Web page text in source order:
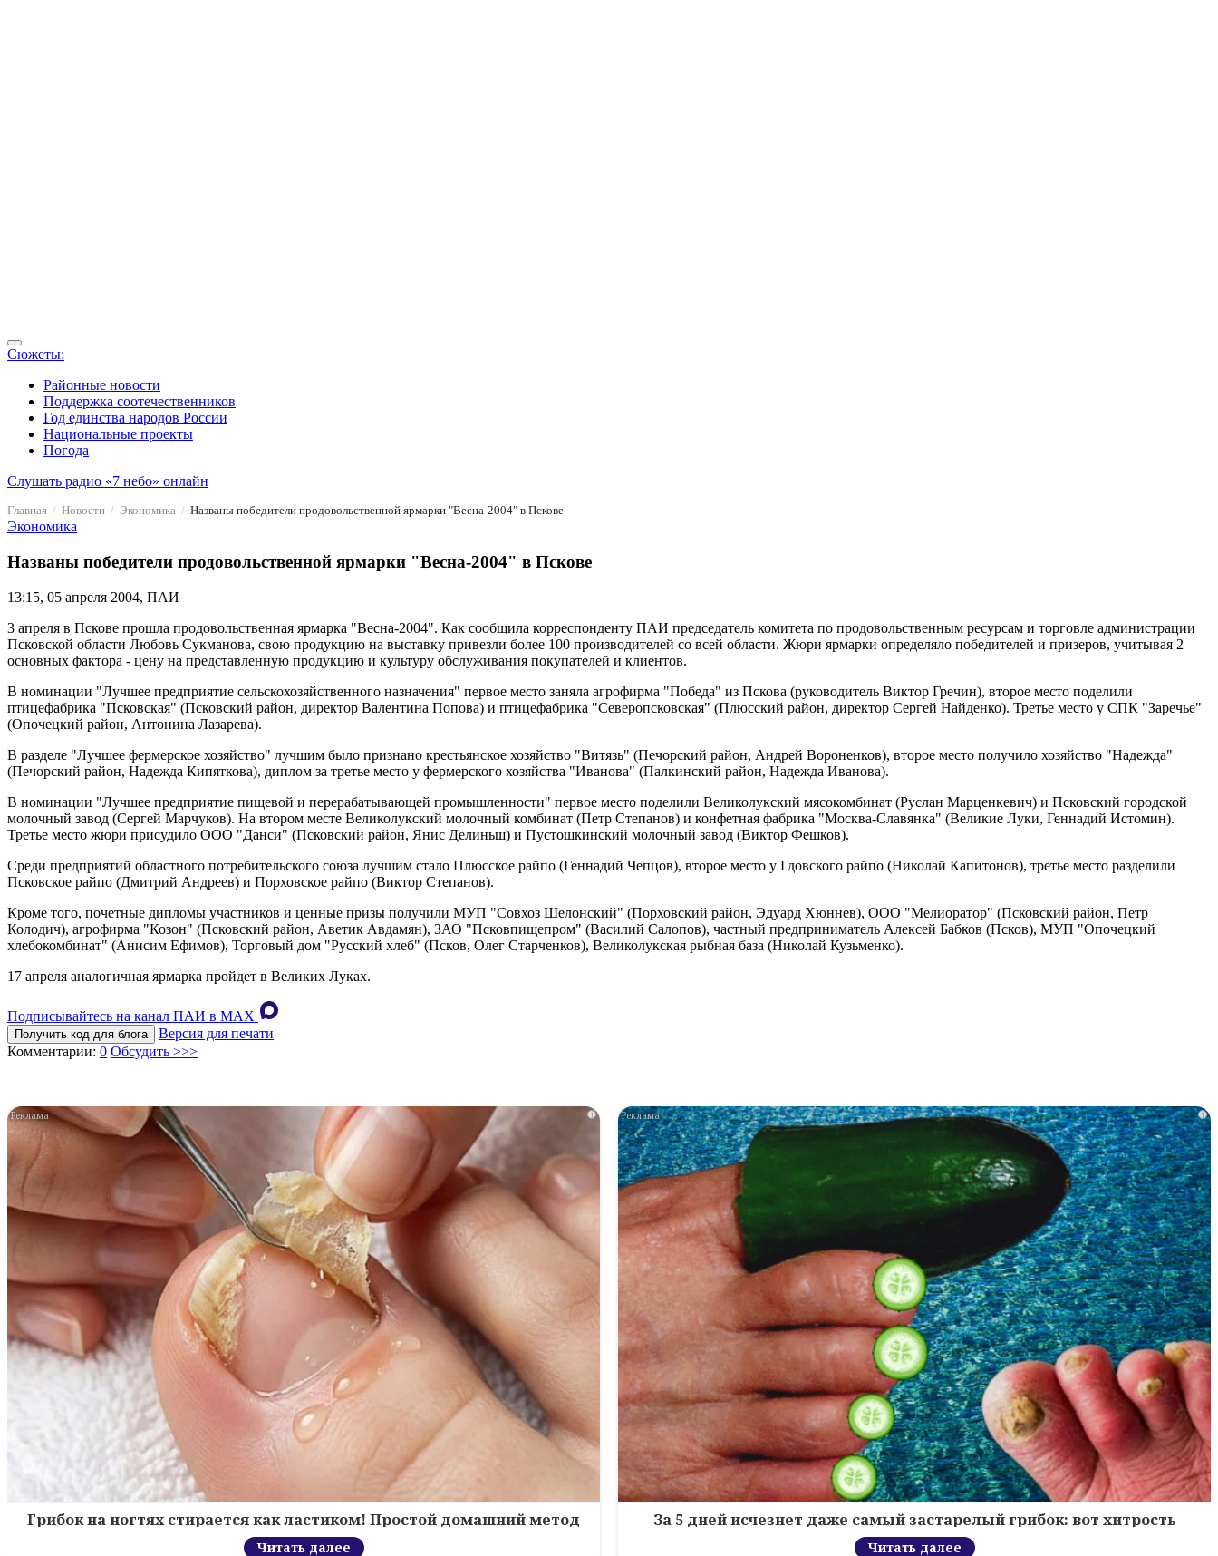
Сюжеты:
Районные новости
Поддержка соотечественников
Год единства народов России
Национальные проекты
Погода
Слушать радио «7 небо» онлайн
Главная Новости Экономика Названы победители продовольственной ярмарки "Весна-2004" в Пскове
Экономика
Названы победители продовольственной ярмарки "Весна-2004" в Пскове
13:15, 05 апреля 2004, ПАИ
3 апреля в Пскове прошла продовольственная ярмарка "Весна-2004". Как сообщила корреспонденту ПАИ председатель комитета по продовольственным ресурсам и торговле администрации
Псковской области Любовь Сукманова, свою продукцию на выставку привезли более 100 производителей со всей области. Жюри ярмарки определяло победителей и призеров, учитывая 2
основных фактора - цену на представленную продукцию и культуру обслуживания покупателей и клиентов.
В номинации "Лучшее предприятие сельскохозяйственного назначения" первое место заняла агрофирма "Победа" из Пскова (руководитель Виктор Гречин), второе место поделили
птицефабрика "Псковская" (Псковский район, директор Валентина Попова) и птицефабрика "Северопсковская" (Плюсский район, директор Сергей Найденко). Третье место у СПК "Заречье"
(Опочецкий район, Антонина Лазарева).
В разделе "Лучшее фермерское хозяйство" лучшим было признано крестьянское хозяйство "Витязь" (Печорский район, Андрей Вороненков), второе место получило хозяйство "Надежда"
(Печорский район, Надежда Кипяткова), диплом за третье место у фермерского хозяйства "Иванова" (Палкинский район, Надежда Иванова).
В номинации "Лучшее предприятие пищевой и перерабатывающей промышленности" первое место поделили Великолукский мясокомбинат (Руслан Марценкевич) и Псковский городской
молочный завод (Сергей Марчуков). На втором месте Великолукский молочный комбинат (Петр Степанов) и конфетная фабрика "Москва-Славянка" (Великие Луки, Геннадий Истомин).
Третье место жюри присудило ООО "Данси" (Псковский район, Янис Делиньш) и Пустошкинский молочный завод (Виктор Фешков).
Среди предприятий областного потребительского союза лучшим стало Плюсское райпо (Геннадий Чепцов), второе место у Гдовского райпо (Николай Капитонов), третье место разделили
Псковское райпо (Дмитрий Андреев) и Порховское райпо (Виктор Степанов).
Кроме того, почетные дипломы участников и ценные призы получили МУП "Совхоз Шелонский" (Порховский район, Эдуард Хюннев), ООО "Мелиоратор" (Псковский район, Петр
Колодич), агрофирма "Козон" (Псковский район, Аветик Авдамян), ЗАО "Псковпищепром" (Василий Салопов), частный предприниматель Алексей Бабков (Псков), МУП "Опочецкий
хлебокомбинат" (Анисим Ефимов), Торговый дом "Русский хлеб" (Псков, Олег Старченков), Великолукская рыбная база (Николай Кузьменко).
17 апреля аналогичная ярмарка пройдет в Великих Луках.
Подписывайтесь на канал ПАИ в MAХ
Получить код для блога
Версия для печати
Комментарии: 0 Обсудить >>>
i
Грибок на ногтях стирается как ластиком! Простой домашний метод
Читать далее
i
За 5 дней исчезнет даже самый застарелый грибок: вот хитрость
Читать далее